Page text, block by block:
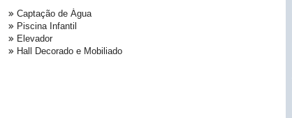
Captação de Água
Piscina Infantil
Elevador
Hall Decorado e Mobiliado